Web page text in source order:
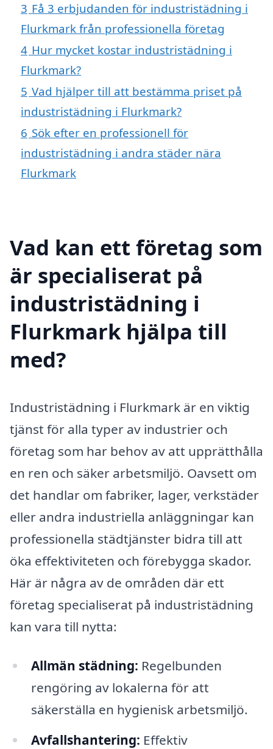
3 Få 3 erbjudanden för industristädning i
Flurkmark från professionella företag
4 Hur mycket kostar industristädning i
Flurkmark?
5 Vad hjälper till att bestämma priset på
industristädning i Flurkmark?
6 Sök efter en professionell för
industristädning i andra städer nära
Flurkmark
Vad kan ett företag som
är specialiserat på
industristädning i
Flurkmark hjälpa till
med?
Industristädning i Flurkmark är en viktig
tjänst för alla typer av industrier och
företag som har behov av att upprätthålla
en ren och säker arbetsmiljö. Oavsett om
det handlar om fabriker, lager, verkstäder
eller andra industriella anläggningar kan
professionella städtjänster bidra till att
öka effektiviteten och förebygga skador.
Här är några av de områden där ett
företag specialiserat på industristädning
kan vara till nytta:
Allmän städning: Regelbunden
rengöring av lokalerna för att
säkerställa en hygienisk arbetsmiljö.
Avfallshantering: Effektiv